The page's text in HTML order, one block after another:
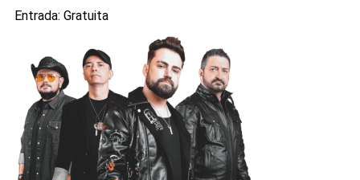
Entrada: Gratuita